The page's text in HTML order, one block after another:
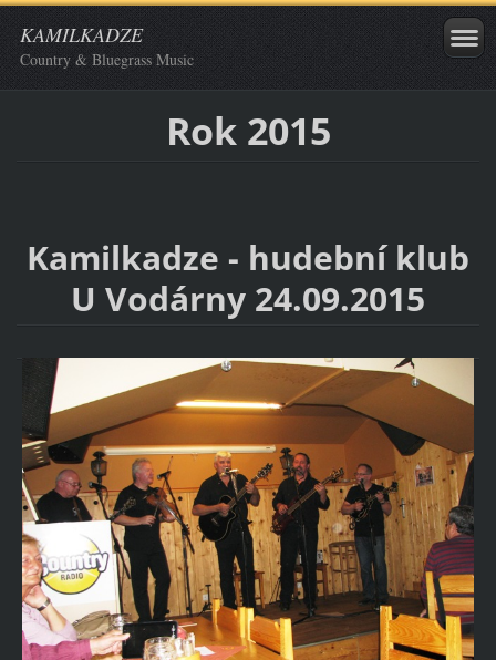
KAMILKADZE
Country & Bluegrass Music
Rok 2015
Kamilkadze - hudební klub
U Vodárny 24.09.2015